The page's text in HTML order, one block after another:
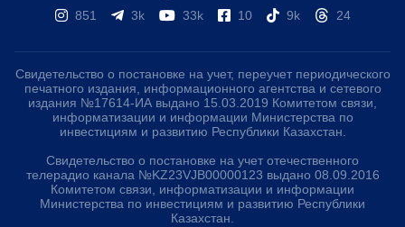
851 3k 33k 10 9k 24
Свидетельство о постановке на учет, переучет периодического
печатного издания, информационного агентства и сетевого
издания №17614-ИА выдано 15.03.2019 Комитетом связи,
информатизации и информации Министерства по
инвестициям и развитию Республики Казахстан.
Свидетельство о постановке на учет отечественного
телерадио канала №KZ23VJB00000123 выдано 08.09.2016
Комитетом связи, информатизации и информации
Министерства по инвестициям и развитию Республики
Казахстан.